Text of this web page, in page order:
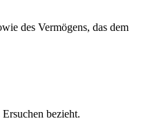
des Vermögens, das dem
bezieht.